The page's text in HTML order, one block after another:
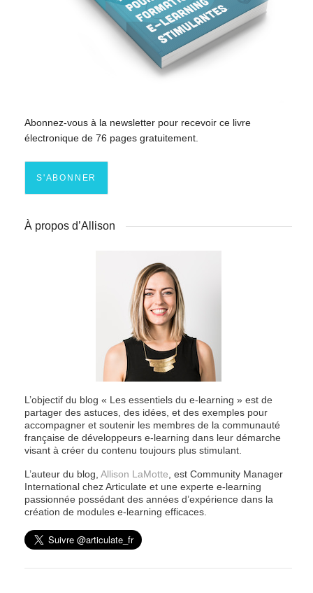
Abonnez-vous à la newsletter pour recevoir ce livre
électronique de 76 pages gratuitement.
À propos d’Allison
L’objectif du blog « Les essentiels du e-learning » est de
partager des astuces, des idées, et des exemples pour
accompagner et soutenir les membres de la communauté
française de développeurs e-learning dans leur démarche
visant à créer du contenu toujours plus stimulant.
L’auteur du blog, Allison LaMotte, est Community Manager
International chez Articulate et une experte e-learning
passionnée possédant des années d’expérience dans la
création de modules e-learning efficaces.